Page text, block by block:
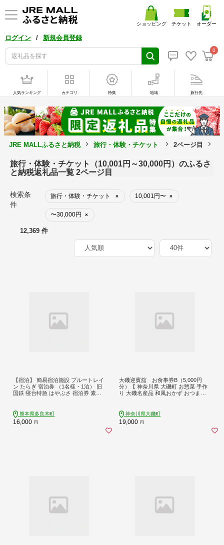
ログイン / 新規会員登録
0
ショッピング チケット オーダー
人気ランキング カテゴリ 特集 地域 旅行先
JRE MALLふるさと納税 旅行・体験・チケット 2ページ目
旅行・体験・チケット（10,001円～30,000円）のふるさ
と納税返礼品一覧 2ページ目
検索条
件
旅行・体験・チケット × 10,001円〜 ×
〜30,000円 ×
12,369 件
【宿泊】 簡易宿泊施設 ブルートレイ
ン たらぎ 宿泊券 （1名様・1泊） 旧
国鉄 寝台特急 はやぶさ 宿泊券 素泊
熊本県多良木町
16,000 円
大磯迎賓舘 お食事券B（5,000円
分）【 神奈川県 大磯町 お惣菜 手作
り 大磯名産品 和風おかず おつまみ
有名地元店 こだわり 大磯グルメ 】
神奈川県大磯町
19,000 円